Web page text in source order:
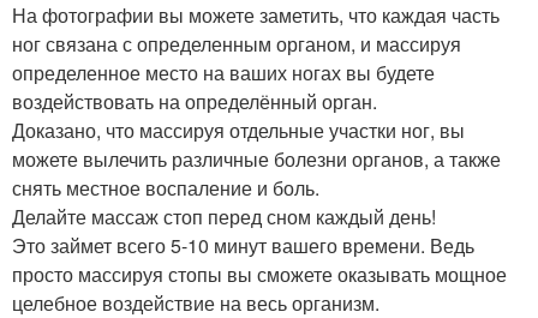
На фотографии вы можете заметить, что каждая часть
ног связана с определенным органом, и массируя
определенное место на ваших ногах вы будете
воздействовать на определённый орган.
Доказано, что массируя отдельные участки ног, вы
можете вылечить различные болезни органов, а также
снять местное воспаление и боль.
Делайте массаж стоп перед сном каждый день!
Это займет всего 5-10 минут вашего времени. Ведь
просто массируя стопы вы сможете оказывать мощное
целебное воздействие на весь организм.